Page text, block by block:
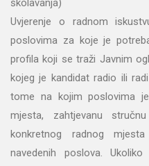
školavanja)
Uvjerenje o radnom
poslovima za koje je
profila koji se traži Javnim
kojeg je kandidat radio ili
tome na kojim poslovima
mjesta, zahtjevanu
konkretnog radnog
navedenih poslova.